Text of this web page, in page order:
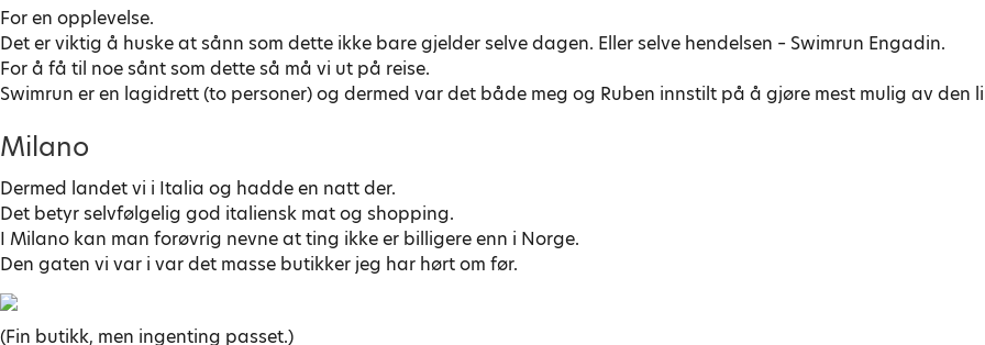
For en opplevelse.
Det er viktig å huske at sånn som dette ikke bare gjelder selve dagen. Eller selve hendelsen – Swimrun Engadin.
For å få til noe sånt som dette så må vi ut på reise.
Swimrun er en lagidrett (to personer) og dermed var det både meg og Ruben innstilt på å gjøre mest mulig av den
Milano
Dermed landet vi i Italia og hadde en natt der.
Det betyr selvfølgelig god italiensk mat og shopping.
I Milano kan man forøvrig nevne at ting ikke er billigere enn i Norge.
Den gaten vi var i var det masse butikker jeg har hørt om før.
(Fin butikk, men ingenting passet.)